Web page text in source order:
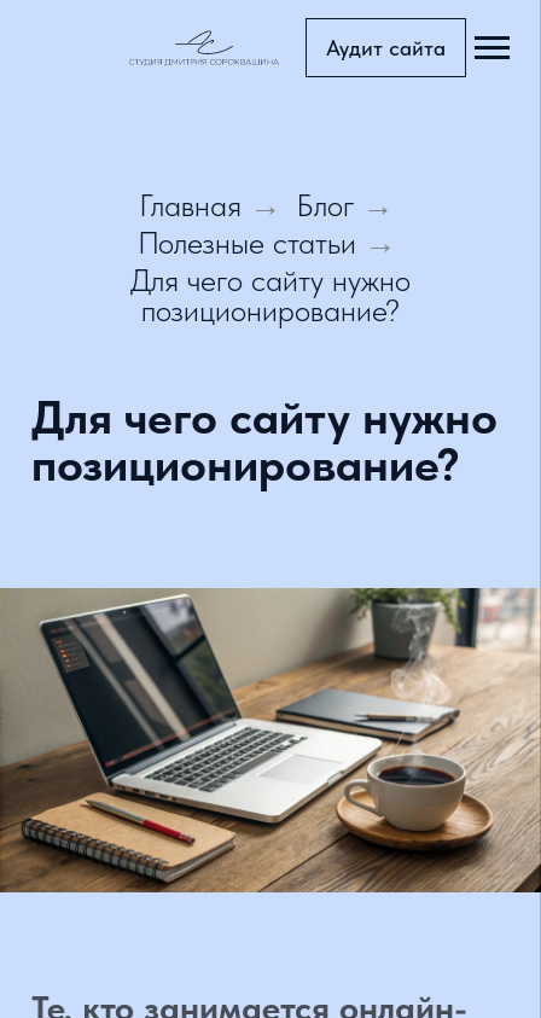
Аудит сайта
Главная
Для чего сайту нужно
позиционирование?
Для чего сайту нужно
Те, кто занимается онлайн-
продажами, зачастую
задаются вопросом о смысле
позиционирования интернет-
магазина наTilda. Это